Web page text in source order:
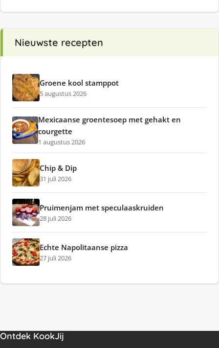
Nieuwste recepten
Groene kool stamppot
5 augustus 2026
Mexicaanse groentesoep met gehakt en
courgette
1 augustus 2026
Chip & Dip
31 juli 2026
Pruimenjam met speculaaskruiden
28 juli 2026
Echte Napolitaanse pizza
27 juli 2026
Ontdek KookJij